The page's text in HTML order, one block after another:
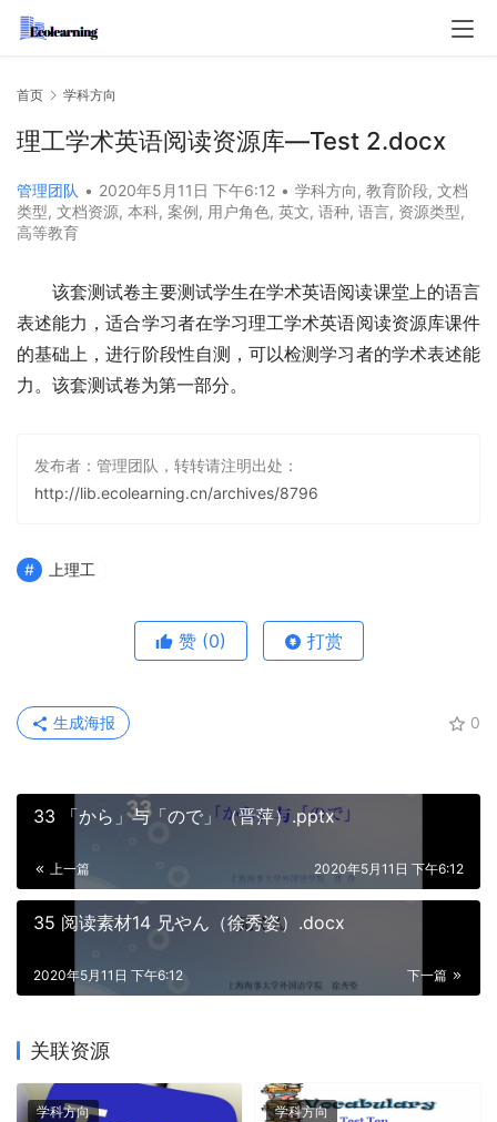
首页 学科方向
理工学术英语阅读资源库—Test 2.docx
管理团队 • 2020年5月11日 下午6:12 • 学科方向, 教育阶段, 文档
类型, 文档资源, 本科, 案例, 用户角色, 英文, 语种, 语言, 资源类型,
高等教育
该套测试卷主要测试学生在学术英语阅读课堂上的语言
表述能力，适合学习者在学习理工学术英语阅读资源库课件
的基础上，进行阶段性自测，可以检测学习者的学术表述能
力。该套测试卷为第一部分。
发布者：管理团队，转转请注明出处：
http://lib.ecolearning.cn/archives/8796
上理工
赞 (0) 打赏
0
生成海报
33 「から」与「ので」（晋萍）.pptx
上一篇 2020年5月11日 下午6:12
35 阅读素材14 兄やん（徐秀姿）.docx
下一篇
2020年5月11日 下午6:12
关联资源
学科方向 学科方向